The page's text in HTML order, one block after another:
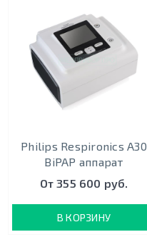
Philips Respironics A30
BiPAP аппарат
От 355 600 руб.
В КОРЗИНУ